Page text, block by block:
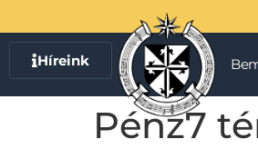
Híreink
Pénz7